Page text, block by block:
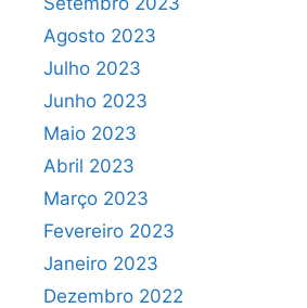
Agosto 2023
Julho 2023
Junho 2023
Maio 2023
Abril 2023
Março 2023
Fevereiro 2023
Janeiro 2023
Dezembro 2022